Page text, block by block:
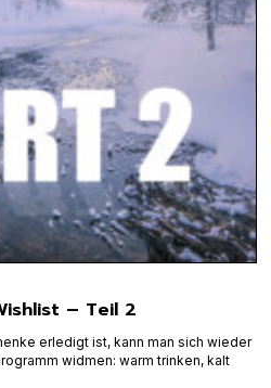
– Teil 2
erledigt ist, kann man sich wieder
widmen: warm trinken, kalt